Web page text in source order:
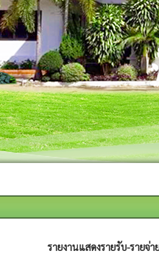
รายงานแสดงรายรับ-ราย